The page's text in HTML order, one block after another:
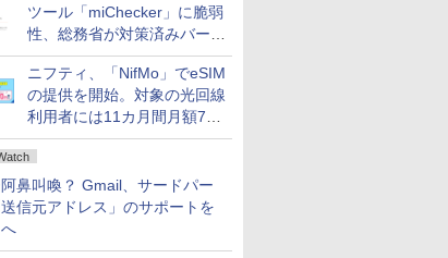
ツール「miChecker」に脆弱
性、総務省が対策済みバージ
ョンへの更新を呼び掛け
ニフティ、「NifMo」でeSIM
の提供を開始。対象の光回線
利用者には11カ月間月額770
円割引のキャンペーン
鼻叫喚？ Gmail、サードパー
信元アドレス」のサポートを